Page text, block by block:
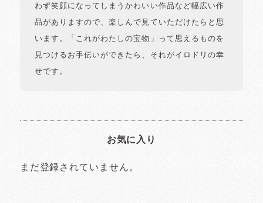
わず笑顔になってしまうかわいい作品など幅広い作
品がありますので、楽しんで見ていただけたらと思
います。「これがわたしの宝物」って思えるものを
見つけるお手伝いができたら、それがイロドリの幸
せです。
お気に入り
まだ登録されていません。